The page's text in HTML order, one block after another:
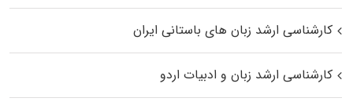
کارشناسی ارشد زبان‌ های باستانی ایران
کارشناسی ارشد زبان و ادبیات اردو